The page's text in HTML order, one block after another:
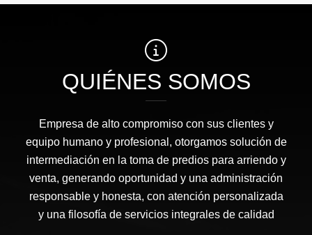
QUIÉNES SOMOS
Empresa de alto compromiso con sus clientes y
equipo humano y profesional, otorgamos solución de
intermediación en la toma de predios para arriendo y
venta, generando oportunidad y una administración
responsable y honesta, con atención personalizada
y una filosofía de servicios integrales de calidad